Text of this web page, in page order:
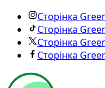
Сторінка
Сторінка
Сторінка
Сторінка